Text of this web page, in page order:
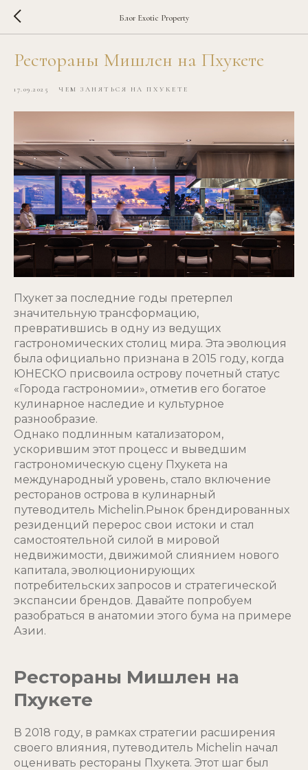
Блог Exotic Property
Рестораны Мишлен на Пхукете
17.09.2025 ЧЕМ ЗАНЯТЬСЯ НА ПХУКЕТЕ
Пхукет за последние годы претерпел
значительную трансформацию,
превратившись в одну из ведущих
гастрономических столиц мира. Эта эволюция
была официально признана в 2015 году, когда
ЮНЕСКО присвоила острову почетный статус
«Города гастрономии», отметив его богатое
кулинарное наследие и культурное
разнообразие.
Однако подлинным катализатором,
ускорившим этот процесс и выведшим
гастрономическую сцену Пхукета на
международный уровень, стало включение
ресторанов острова в кулинарный
путеводитель Michelin.Рынок брендированных
резиденций перерос свои истоки и стал
самостоятельной силой в мировой
недвижимости, движимой слиянием нового
капитала, эволюционирующих
потребительских запросов и стратегической
экспансии брендов. Давайте попробуем
разобраться в анатомии этого бума на примере
Азии.
Рестораны Мишлен на
Пхукете
В 2018 году, в рамках стратегии расширения
своего влияния, путеводитель Michelin начал
оценивать рестораны Пхукета. Этот шаг был